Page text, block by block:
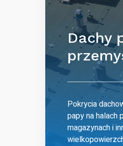
Dachy
Pokrycia
papy na halach
magazynach i